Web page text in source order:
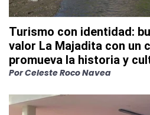
Turismo con identidad:
valor La Majadita con un
promueva la historia y
PorCeleste Roco Navea